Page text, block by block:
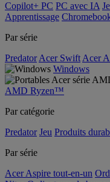
Copilot+ PC PC avec IA
Apprentissage
Par série
Predator Acer Swift Acer
Windows
AMD Ryzen™
Par catégorie
Predator Jeu Produits
Par série
Acer Aspire tout-en-un